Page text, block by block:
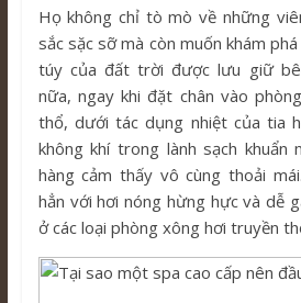
Họ không chỉ tò mò về những
sắc sặc sỡ mà còn muốn khám
túy của đất trời được lưu giữ
nữa, ngay khi đặt chân vào
thổ, dưới tác dụng nhiệt của tia
không khí trong lành sạch khuẩn
hàng cảm thấy vô cùng thoải
hẳn với hơi nóng hừng hực và dễ
ở các loại phòng xông hơi truyền